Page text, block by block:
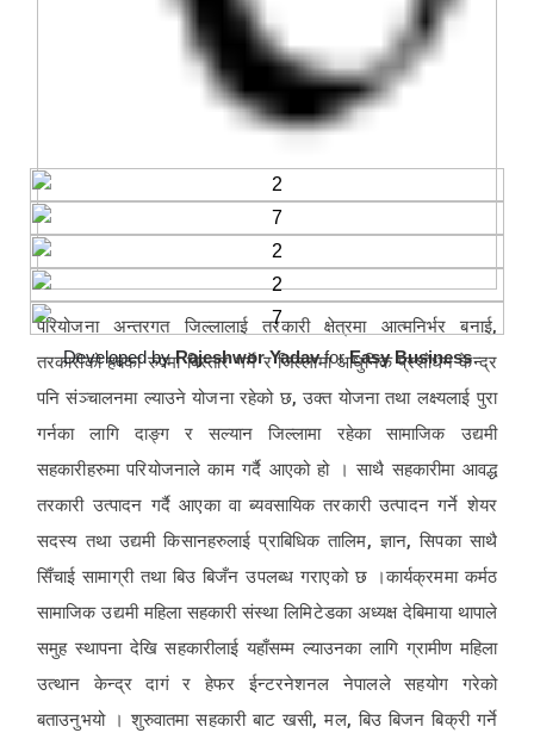
परियोजना अन्तरगत जिल्लालाई तरकारी क्षेत्रमा आत्मनिर्भर बनाई,
तरकारीको हबका रुपमा बिस्तार गर्ने र जिल्लामा आधुनिक प्रशोधन केन्द्र
पनि संञ्चालनमा ल्याउने योजना रहेको छ, उक्त योजना तथा लक्ष्यलाई पुरा
गर्नका लागि दाङ्ग र सल्यान जिल्लामा रहेका सामाजिक उद्यमी
सहकारीहरुमा परियोजनाले काम गर्दै आएको हो । साथै सहकारीमा आवद्ध
तरकारी उत्पादन गर्दै आएका वा ब्यवसायिक तरकारी उत्पादन गर्ने शेयर
सदस्य तथा उद्यमी किसानहरुलाई प्राबिधिक तालिम, ज्ञान, सिपका साथै
सिँचाई सामाग्री तथा बिउ बिजँन उपलब्ध गराएको छ ।कार्यक्रममा कर्मठ
सामाजिक उद्यमी महिला सहकारी संस्था लिमिटेडका अध्यक्ष देबिमाया थापाले
समुह स्थापना देखि सहकारीलाई यहाँसम्म ल्याउनका लागि ग्रामीण महिला
उत्थान केन्द्र दागं र हेफर ईन्टरनेशनल नेपालले सहयोग गरेको
बताउनुभयो । शुरुवातमा सहकारी बाट खसी, मल, बिउ बिजन बिक्री गर्ने
Developed byRajeshwor YadavforEasy Business